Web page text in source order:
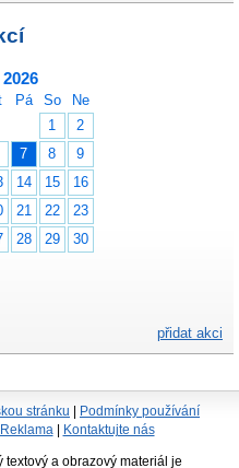
Pá So
Ne
1
2
7 8
9
14 15
16
21 22
23
28 29
30
přidat akci
stránku
Podmínky používání
Reklama| Kontaktujte nás
textový a obrazový materiál je